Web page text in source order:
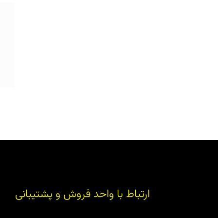
ارتباط با واحد فروش و پشتیبانی